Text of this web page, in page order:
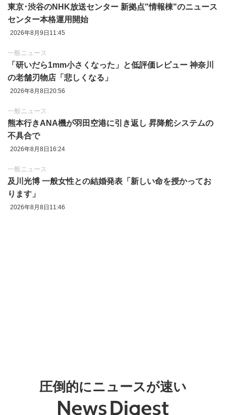
東京‪･‬渋谷のNHK放送センター 新拠点"情報棟"のニュース
センター本格運用開始
2026年8月9日11:45
一般ニュース
「研いだら1mm小さくなった」と低評価レビュー 神奈川
の老舗刃物店「悲しくなる」
2026年8月8日20:56
一般ニュース
熊本行きANA機が羽田空港に引き返し 昇降舵システムの
不具合で
2026年8月8日16:24
一般ニュース
及川光博 一般女性との結婚発表「新しい命を授かってお
ります」
2026年8月8日11:46
圧倒的にニュースが速い